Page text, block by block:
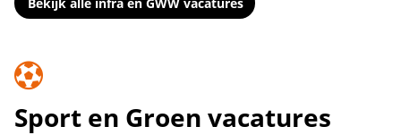
Sport en Groen vacatures